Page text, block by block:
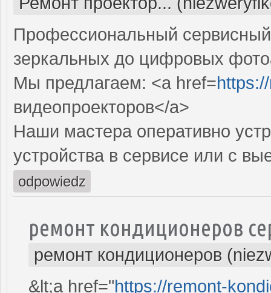
Профессиональный
зеркальных до цифровых
Мы предлагаем: <a href=
видеопроекторов</a>
Наши мастера оперативно
устройства в сервисе или с
odpowiedz
ремонт кондиционеров
ремонт кондиционеров
&lt;a href="https://remont-